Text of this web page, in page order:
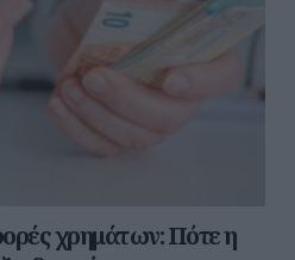
χρημάτων: Πότε η